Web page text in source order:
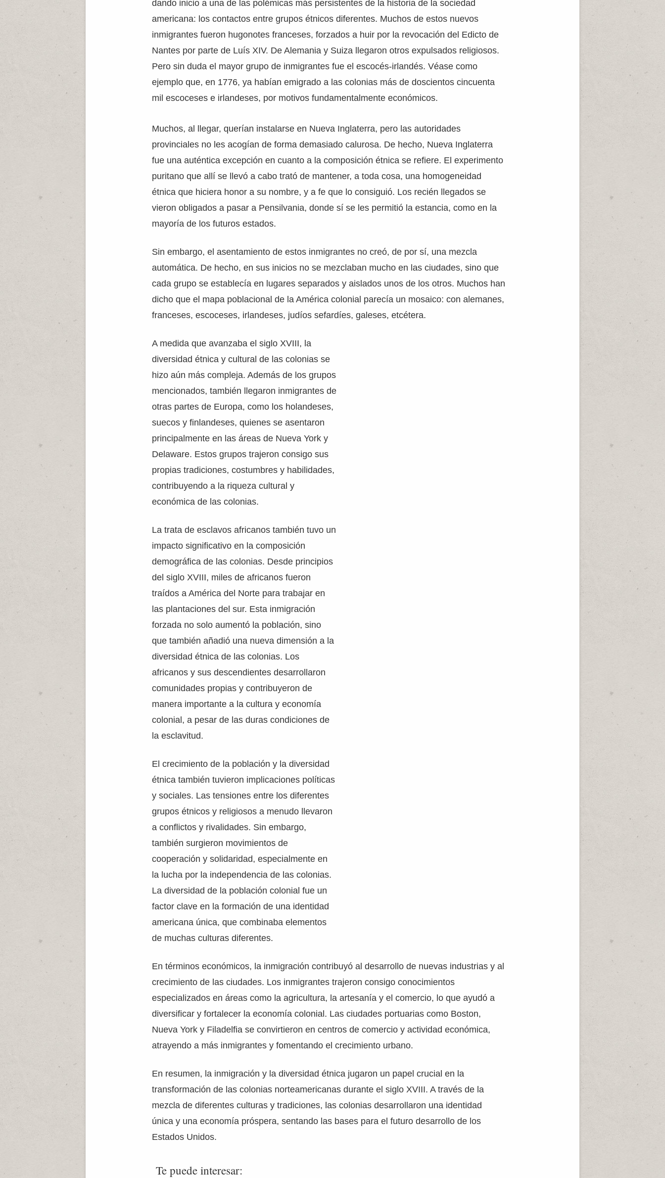
dando inicio a una de las polémicas más persistentes de la historia de la sociedad
americana: los contactos entre grupos étnicos diferentes. Muchos de estos nuevos
inmigrantes fueron hugonotes franceses, forzados a huir por la revocación del Edicto de
Nantes por parte de Luís XIV. De Alemania y Suiza llegaron otros expulsados religiosos.
Pero sin duda el mayor grupo de inmigrantes fue el escocés-irlandés. Véase como
ejemplo que, en 1776, ya habían emigrado a las colonias más de doscientos cincuenta
mil escoceses e irlandeses, por motivos fundamentalmente económicos.
Muchos, al llegar, querían instalarse en Nueva Inglaterra, pero las autoridades
provinciales no les acogían de forma demasiado calurosa. De hecho, Nueva Inglaterra
fue una auténtica excepción en cuanto a la composición étnica se refiere. El experimento
puritano que allí se llevó a cabo trató de mantener, a toda cosa, una homogeneidad
étnica que hiciera honor a su nombre, y a fe que lo consiguió. Los recién llegados se
vieron obligados a pasar a Pensilvania, donde sí se les permitió la estancia, como en la
mayoría de los futuros estados.
Sin embargo, el asentamiento de estos inmigrantes no creó, de por sí, una mezcla
automática. De hecho, en sus inicios no se mezclaban mucho en las ciudades, sino que
cada grupo se establecía en lugares separados y aislados unos de los otros. Muchos han
dicho que el mapa poblacional de la América colonial parecía un mosaico: con alemanes,
franceses, escoceses, irlandeses, judíos sefardíes, galeses, etcétera.
A medida que avanzaba el siglo XVIII, la
diversidad étnica y cultural de las colonias se
hizo aún más compleja. Además de los grupos
mencionados, también llegaron inmigrantes de
otras partes de Europa, como los holandeses,
suecos y finlandeses, quienes se asentaron
principalmente en las áreas de Nueva York y
Delaware. Estos grupos trajeron consigo sus
propias tradiciones, costumbres y habilidades,
contribuyendo a la riqueza cultural y
económica de las colonias.
La trata de esclavos africanos también tuvo un
impacto significativo en la composición
demográfica de las colonias. Desde principios
del siglo XVIII, miles de africanos fueron
traídos a América del Norte para trabajar en
las plantaciones del sur. Esta inmigración
forzada no solo aumentó la población, sino
que también añadió una nueva dimensión a la
diversidad étnica de las colonias. Los
africanos y sus descendientes desarrollaron
comunidades propias y contribuyeron de
manera importante a la cultura y economía
colonial, a pesar de las duras condiciones de
la esclavitud.
El crecimiento de la población y la diversidad
étnica también tuvieron implicaciones políticas
y sociales. Las tensiones entre los diferentes
grupos étnicos y religiosos a menudo llevaron
a conflictos y rivalidades. Sin embargo,
también surgieron movimientos de
cooperación y solidaridad, especialmente en
la lucha por la independencia de las colonias.
La diversidad de la población colonial fue un
factor clave en la formación de una identidad
americana única, que combinaba elementos
de muchas culturas diferentes.
En términos económicos, la inmigración contribuyó al desarrollo de nuevas industrias y al
crecimiento de las ciudades. Los inmigrantes trajeron consigo conocimientos
especializados en áreas como la agricultura, la artesanía y el comercio, lo que ayudó a
diversificar y fortalecer la economía colonial. Las ciudades portuarias como Boston,
Nueva York y Filadelfia se convirtieron en centros de comercio y actividad económica,
atrayendo a más inmigrantes y fomentando el crecimiento urbano.
En resumen, la inmigración y la diversidad étnica jugaron un papel crucial en la
transformación de las colonias norteamericanas durante el siglo XVIII. A través de la
mezcla de diferentes culturas y tradiciones, las colonias desarrollaron una identidad
única y una economía próspera, sentando las bases para el futuro desarrollo de los
Estados Unidos.
Te puede interesar: